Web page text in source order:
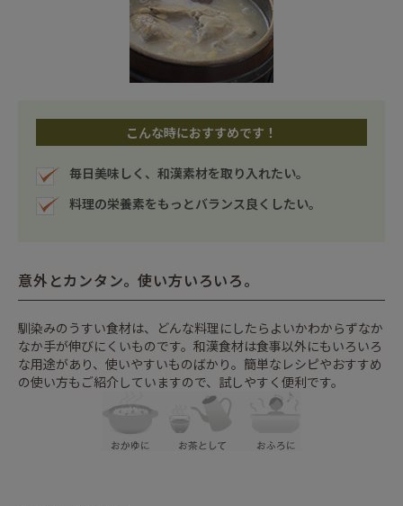
こんな時におすすめです！
毎日美味しく、和漢素材を取り入れたい。
料理の栄養素をもっとバランス良くしたい。
意外とカンタン。使い方いろいろ。
馴染みのうすい食材は、どんな料理にしたらよいかわからずなか
なか手が伸びにくいものです。和漢食材は食事以外にもいろいろ
な用途があり、使いやすいものばかり。簡単なレシピやおすすめ
の使い方もご紹介していますので、試しやすく便利です。